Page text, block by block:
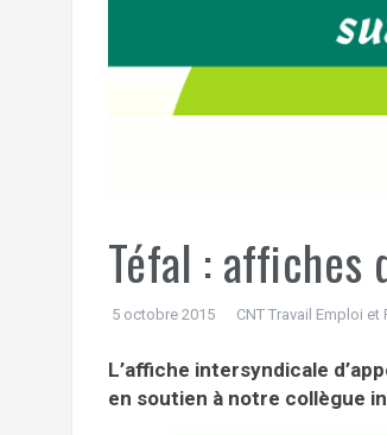
Téfal : affiches
5 octobre 2015 CNT Travail Emploi
L’affiche intersyndicale
en soutien à notre collègue